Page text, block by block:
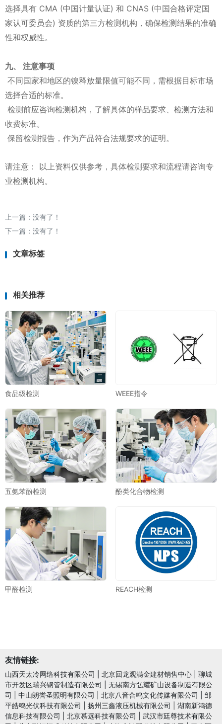
选择具有 CMA (中国计量认证) 和 CNAS (中国合格评定国
家认可委员会) 资质的第三方检测机构，确保检测结果的准确
性和权威性。
九、 注意事项
不同国家和地区的镍释放量限值可能不同，需根据目标市场
选择合适的标准。
检测前应咨询检测机构，了解具体的样品要求、检测方法和
收费标准。
保留检测报告，作为产品符合法规要求的证明。
请注意： 以上资料仅供参考，具体检测要求和流程请咨询专
业检测机构。
上一篇：没有了！
下一篇：没有了！
文章标签
相关推荐
食品级检测 WEEE指令
五氨苯酚检测 酚类化合物检测
甲醛检测 REACH检测
友情链接:
山西天太冷网络科技有限公司 北京回龙观满金建材销售中心
聊城
市开发区瑞兴钢管制造有限公司
无锡南方弘耀矿山设备制造有限公
司
中山朗誉圣照明有限公司 北京八音合鸣文化传媒有限公司
邹
平皓鸣光伏科技有限公司
扬州三鑫液压机械有限公司
湖南新鸿德
信息科技有限公司
北京慕远科技有限公司
武汉市廷尊技术有限公